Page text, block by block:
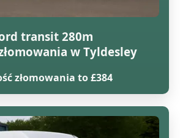
transit 280m
w Tyldesley
złomowania to £384